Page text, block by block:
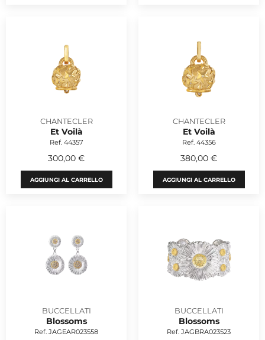
CHANTECLER
Et Voilà
Ref. 44357
300,00 €
AGGIUNGI AL CARRELLO
CHANTECLER
Et Voilà
Ref. 44356
380,00 €
AGGIUNGI AL CARRELLO
BUCCELLATI
Blossoms
Ref. JAGEAR023558
BUCCELLATI
Blossoms
Ref. JAGBRA023523